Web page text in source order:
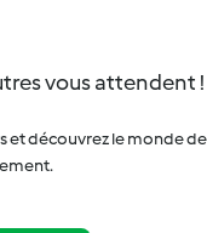
vous attendent !
et découvrez le monde de